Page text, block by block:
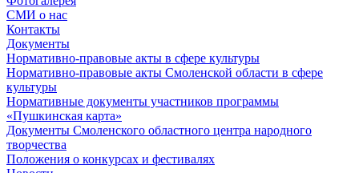
СМИ о нас
Контакты
Документы
Нормативно-правовые акты в сфере культуры
Нормативно-правовые акты Смоленской области в сфере
культуры
Нормативные документы участников программы
«Пушкинская карта»
Документы Смоленского областного центра народного
творчества
Положения о конкурсах и фестивалях